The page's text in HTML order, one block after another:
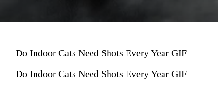
Do Indoor Cats Need Shots Every Year GIF
Do Indoor Cats Need Shots Every Year GIF